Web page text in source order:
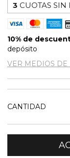
3 CUOTAS SIN
10% de
depósito
VER MEDIOS DE
CANTIDAD